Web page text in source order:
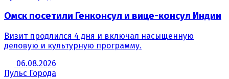
Омск посетили Генконсул и вице-консул Индии
Визит продлился 4 дня и включал насыщенную
деловую и культурную программу.
06.08.2026
Пульс Города